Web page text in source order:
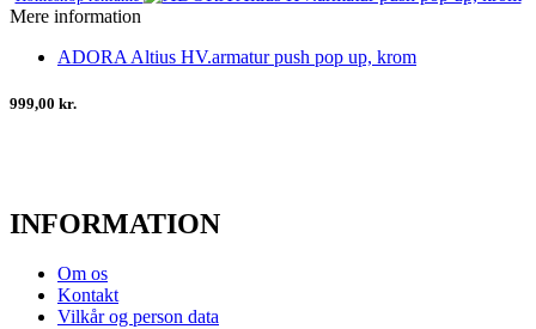
Mere information
ADORA Altius HV.armatur push pop up, krom
999,00 kr.
INFORMATION
Om os
Kontakt
Vilkår og person data